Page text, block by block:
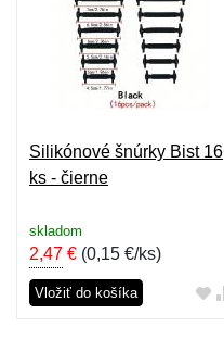
Silikónové šnúrky Bist 16
ks - čierne
skladom
2,47 € (0,15 €/ks)
Vložiť do košíka